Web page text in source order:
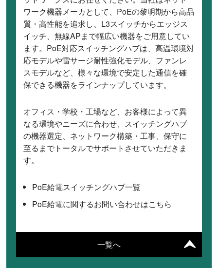
一覧へ
ワーク機器メーカとして、PoEの黎明期から高品
質・高性能を追求し、L3スイッチからエッジス
イッチ、無線APまで幅広い機器をご用意してい
ます。PoE対応スイッチングハブは、高温環境対
応モデルや雷サージ耐性強化モデル、ファンレ
スモデルなど、様々な環境で安定した通信を確
保できる機器をラインナップしています。
オフィス・学校・工場など、お客様によって異
なる環境やニーズに合わせ、スイッチングハブ
の機器選定、ネットワーク構築・工事、保守に
至るまでトータルでサポートさせていただきま
す。
PoE給電スイッチングハブ一覧
PoE給電に関するお問い合わせはこちら